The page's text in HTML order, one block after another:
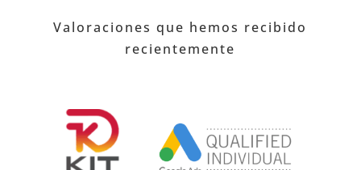
Valoraciones que hemos recibido
recientemente